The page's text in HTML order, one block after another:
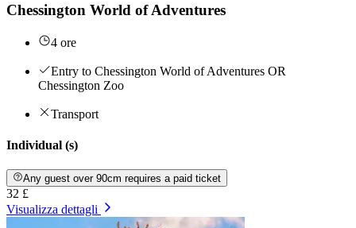
Chessington World of Adventures
4 ore
Entry to Chessington World of Adventures OR
Chessington Zoo
Transport
Individual (s)
Any guest over 90cm requires a paid ticket
32 £
Visualizza dettagli